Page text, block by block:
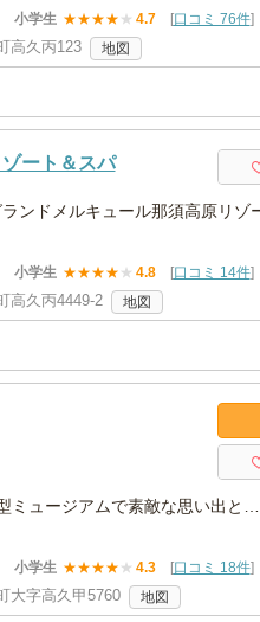
小学生 ★★★★ ★ 4.7 [口コミ 76件]
高久丙123 地図
ート＆スパ
ンドメルキュール那須高原リゾ
小学生 ★★★★ ★ 4.8 [口コミ 14件]
高久丙4449-2 地図
ミュージアムで素敵な思い出と
小学生 ★★★★ ★ 4.3 [口コミ 18件]
大字高久甲5760 地図